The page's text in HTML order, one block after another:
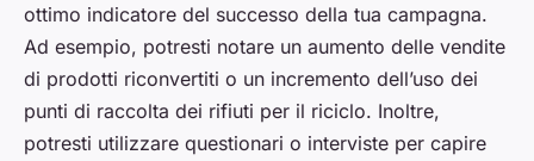
ottimo indicatore del successo della tua campagna.
Ad esempio, potresti notare un aumento delle vendite
di prodotti riconvertiti o un incremento dell’uso dei
punti di raccolta dei rifiuti per il riciclo. Inoltre,
potresti utilizzare questionari o interviste per capire